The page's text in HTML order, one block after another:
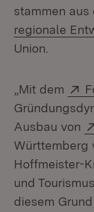
stammen aus
regionale
Union.
„Mit dem
Ausbau von
Württemberg
Hoffmeister-
und
diesem